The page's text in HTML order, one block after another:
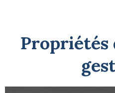
Propriétés